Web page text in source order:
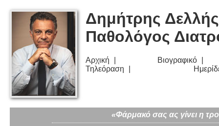
Δημήτρης
Παθολόγος
Αρχική
Βιογραφικό
Τηλεόραση
«Φάρμακό σας ας γίνει η